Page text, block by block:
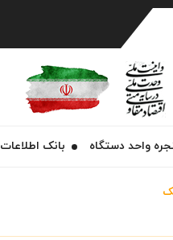
واحد دستگاه بانک اطلاعات